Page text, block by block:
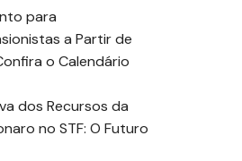
para
a Partir de
o Calendário
dos Recursos da
no STF: O Futuro